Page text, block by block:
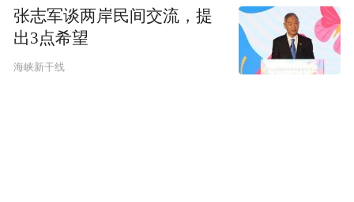
张志军谈两岸民间交流，提
出3点希望
海峡新干线